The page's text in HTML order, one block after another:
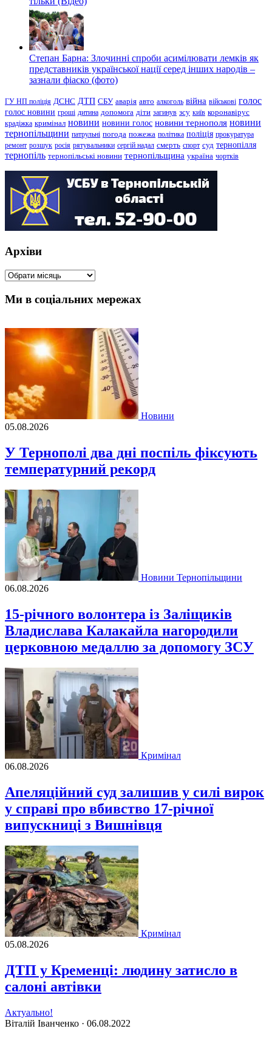
Степан Барна: Злочинні спроби асимілювати лемків як
представників української нації серед інших народів –
зазнали фіаско (фото)
ГУ НП поліція ДСНС ДТП СБУ аварія авто алкоголь війна військові голос
голос новини гроші дитина допомога діти загинув зсу київ коронавірус
крадіжка кримінал новини новини голос новини тернополя новини
тернопільщини патрульні погода пожежа політика поліція прокуратура
ремонт розшук росія рятувальники сергій надал смерть спорт суд тернопілля
тернопіль тернопільські новини тернопільщина україна чортків
Архіви
Архіви
Ми в соціальних мережах
Новини
05.08.2026
У Тернополі два дні поспіль фіксують
температурний рекорд
Новини Тернопільщини
06.08.2026
15-річного волонтера із Заліщиків
Владислава Калакайла нагородили
церковною медаллю за допомогу ЗСУ
Кримінал
06.08.2026
Апеляційний суд залишив у силі вирок
у справі про вбивство 17-річної
випускниці з Вишнівця
Кримінал
05.08.2026
ДТП у Кременці: людину затисло в
салоні автівки
Актуально!
Віталій Іванченко · 06.08.2022